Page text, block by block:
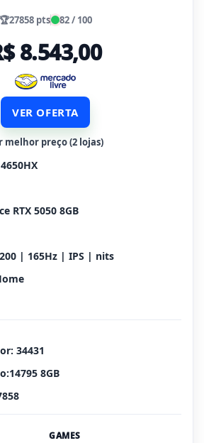
🏆27858 pts 82 / 100
8.543,00
VER OFERTA
melhor preço (2 lojas)
RTX 5050 8GB
| 165Hz | IPS | nits
34431
8GB
GAMES